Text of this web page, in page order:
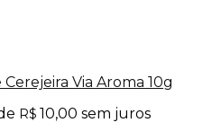
Via Aroma 10g
R$ 10,00 sem juros